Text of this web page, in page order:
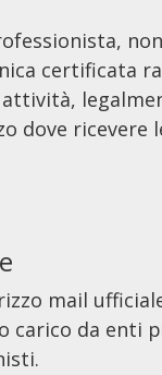
certificata
dove ricevere
mail
carico da enti